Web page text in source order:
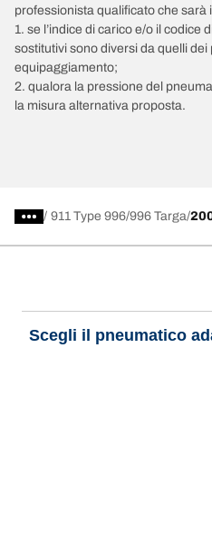
professionista qualificato che sarà
1. se l’indice di carico e/o il codice
sostitutivi sono diversi da quelli
equipaggiamento;
2. qualora la pressione del
la misura alternativa proposta.
/ 911 Type 996 996 Targa
Scegli il pneumatico